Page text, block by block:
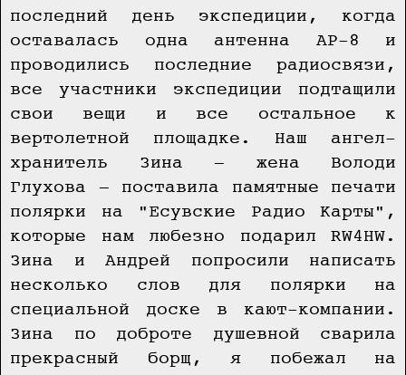
последний день экспедиции, когда
оставалась одна антенна АР-8 и
проводились последние радиосвязи,
все участники экспедиции подтащили
свои вещи и все остальное к
вертолетной площадке. Наш ангел-
хранитель Зина — жена Володи
Глухова — поставила памятные печати
полярки на "Есувские Радио Карты",
которые нам любезно подарил RW4HW.
Зина и Андрей попросили написать
несколько слов для полярки на
специальной доске в кают-компании.
Зина по доброте душевной сварила
прекрасный борщ, я побежал на